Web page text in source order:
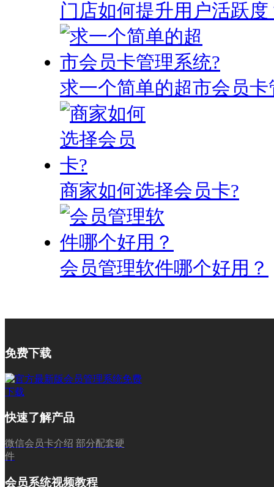
门店如何提升用户活跃度
求一个简单的超市会员卡
商家如何选择会员卡?
会员管理软件哪个好用？
免费下载
快速了解产品
微信会员卡介绍 部分配套硬
件
会员系统视频教程